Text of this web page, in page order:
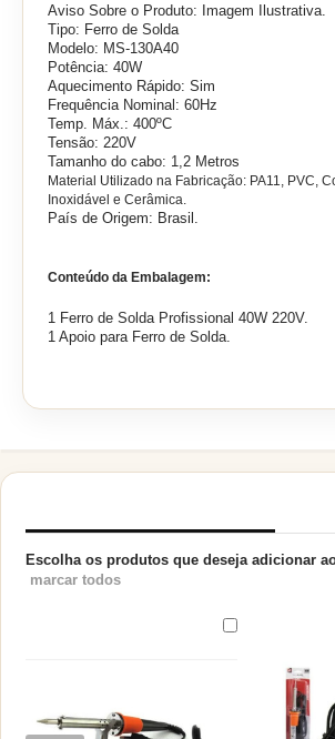
Aviso Sobre o Produto: Imagem Ilustrativa.
Tipo: Ferro de Solda
Modelo: MS-130A40
Potência: 40W
Aquecimento Rápido: Sim
Frequência Nominal: 60Hz
Temp. Máx.: 400ºC
Tensão: 220V
Tamanho do cabo: 1,2 Metros
Material Utilizado na Fabricação: PA11, PVC,
Inoxidável e Cerâmica.
País de Origem: Brasil.
Conteúdo da Embalagem:
1 Ferro de Solda Profissional 40W 220V.
1 Apoio para Ferro de Solda.
Escolha os produtos que deseja adicionar
marcar todos